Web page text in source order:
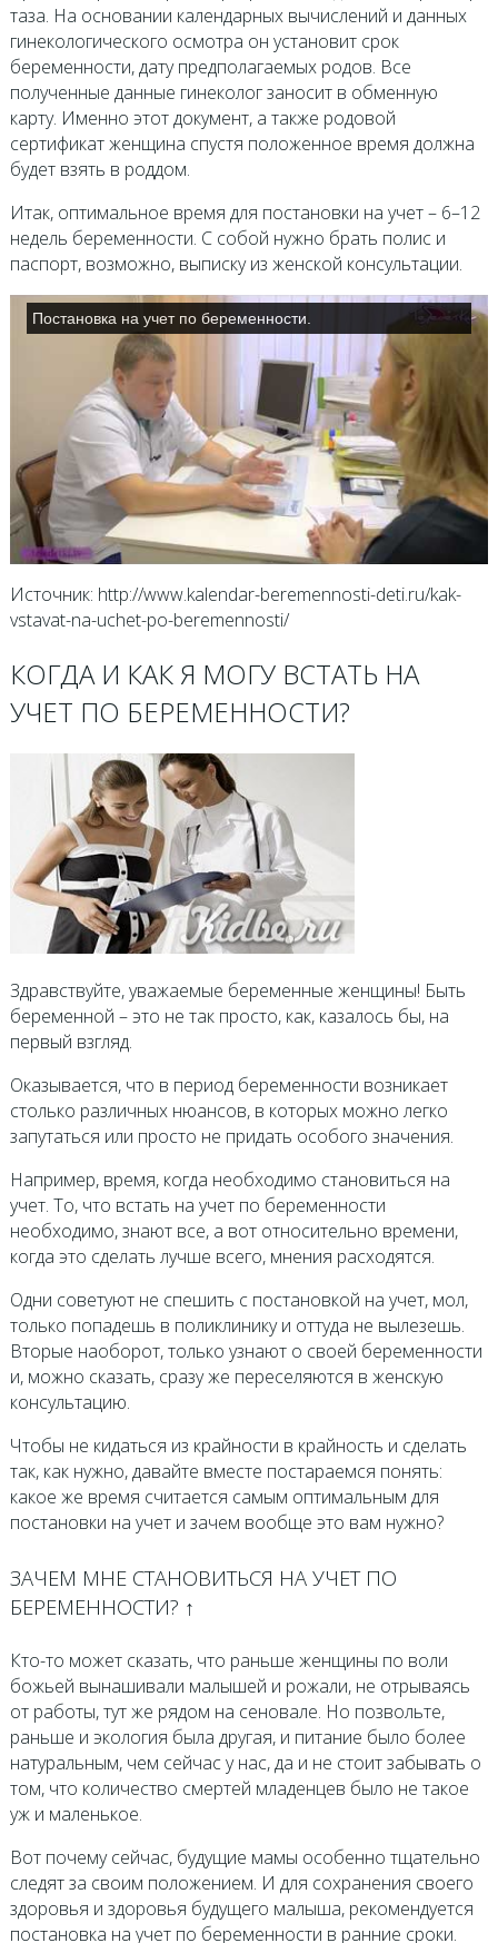
таза. На основании календарных вычислений и данных
гинекологического осмотра он установит срок
беременности, дату предполагаемых родов. Все
полученные данные гинеколог заносит в обменную
карту. Именно этот документ, а также родовой
сертификат женщина спустя положенное время должна
будет взять в роддом.
Итак, оптимальное время для постановки на учет – 6–12
недель беременности. С собой нужно брать полис и
паспорт, возможно, выписку из женской консультации.
Постановка на учет по беременности.
Источник: http://www.kalendar-beremennosti-deti.ru/kak-
vstavat-na-uchet-po-beremennosti/
КОГДА И КАК Я МОГУ ВСТАТЬ НА
УЧЕТ ПО БЕРЕМЕННОСТИ?
Здравствуйте, уважаемые беременные женщины! Быть
беременной – это не так просто, как, казалось бы, на
первый взгляд.
Оказывается, что в период беременности возникает
столько различных нюансов, в которых можно легко
запутаться или просто не придать особого значения.
Например, время, когда необходимо становиться на
учет. То, что встать на учет по беременности
необходимо, знают все, а вот относительно времени,
когда это сделать лучше всего, мнения расходятся.
Одни советуют не спешить с постановкой на учет, мол,
только попадешь в поликлинику и оттуда не вылезешь.
Вторые наоборот, только узнают о своей беременности
и, можно сказать, сразу же переселяются в женскую
консультацию.
Чтобы не кидаться из крайности в крайность и сделать
так, как нужно, давайте вместе постараемся понять:
какое же время считается самым оптимальным для
постановки на учет и зачем вообще это вам нужно?
ЗАЧЕМ МНЕ СТАНОВИТЬСЯ НА УЧЕТ ПО
БЕРЕМЕННОСТИ? ↑
Кто-то может сказать, что раньше женщины по воли
божьей вынашивали малышей и рожали, не отрываясь
от работы, тут же рядом на сеновале. Но позвольте,
раньше и экология была другая, и питание было более
натуральным, чем сейчас у нас, да и не стоит забывать о
том, что количество смертей младенцев было не такое
уж и маленькое.
Вот почему сейчас, будущие мамы особенно тщательно
следят за своим положением. И для сохранения своего
здоровья и здоровья будущего малыша, рекомендуется
постановка на учет по беременности в ранние сроки.